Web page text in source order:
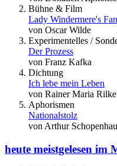
Bühne & Film
Lady Windermere's Fan
von Oscar Wilde
Experimentelles /
Der Prozess
von Franz Kafka
Dichtung
Ich lebe mein Leben
von Rainer Maria Rilke
Aphorismen
Nationalstolz
von Arthur
heute meistgelesen im